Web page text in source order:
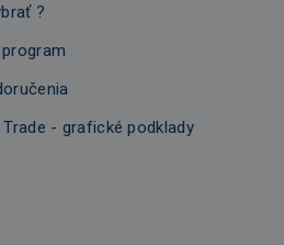
?
Trade - grafické podklady